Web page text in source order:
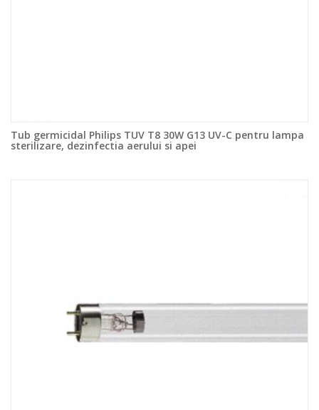
Tub germicidal Philips TUV T8 30W G13 UV-C pentru lampa
sterilizare, dezinfectia aerului si apei